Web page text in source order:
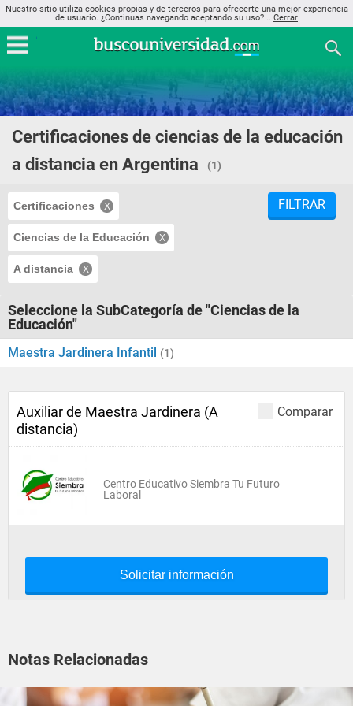
Nuestro sitio utiliza cookies propias y de terceros para ofrecerte una mejor experiencia
de usuario. ¿Continuas navegando aceptando su uso? .. Cerrar
Certificaciones de ciencias de la educación
a distancia en Argentina
(1)
Certificaciones
Ciencias de la Educación
A distancia
FILTRAR
Seleccione la SubCategoría de "Ciencias de la
Educación"
Maestra Jardinera Infantil (1)
Comparar
Auxiliar de Maestra Jardinera (A
distancia)
Centro Educativo Siembra Tu Futuro
Laboral
Solicitar información
Notas Relacionadas